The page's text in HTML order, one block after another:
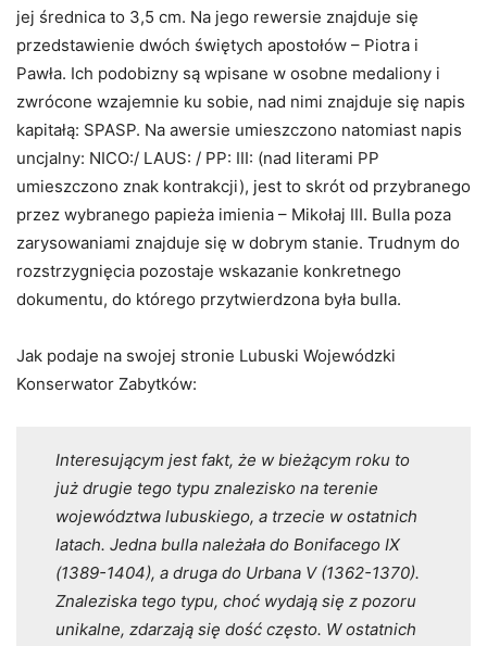
jej średnica to 3,5 cm. Na jego rewersie znajduje się
przedstawienie dwóch świętych apostołów – Piotra i
Pawła. Ich podobizny są wpisane w osobne medaliony i
zwrócone wzajemnie ku sobie, nad nimi znajduje się napis
kapitałą: SPASP. Na awersie umieszczono natomiast napis
uncjalny: NICO:/ LAUS: / PP: III: (nad literami PP
umieszczono znak kontrakcji), jest to skrót od przybranego
przez wybranego papieża imienia – Mikołaj III. Bulla poza
zarysowaniami znajduje się w dobrym stanie. Trudnym do
rozstrzygnięcia pozostaje wskazanie konkretnego
dokumentu, do którego przytwierdzona była bulla.
Jak podaje na swojej stronie Lubuski Wojewódzki
Konserwator Zabytków:
Interesującym jest fakt, że w bieżącym roku to
już drugie tego typu znalezisko na terenie
województwa lubuskiego, a trzecie w ostatnich
latach. Jedna bulla należała do Bonifacego IX
(1389-1404), a druga do Urbana V (1362-1370).
Znaleziska tego typu, choć wydają się z pozoru
unikalne, zdarzają się dość często. W ostatnich